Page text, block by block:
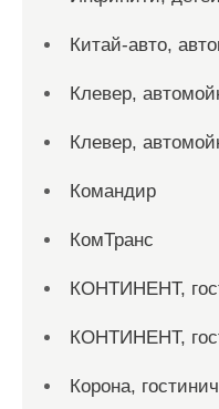
Китай-авто,
Клевер,
Клевер,
Командир
КомТранс
КОНТИНЕНТ,
КОНТИНЕНТ,
Корона,